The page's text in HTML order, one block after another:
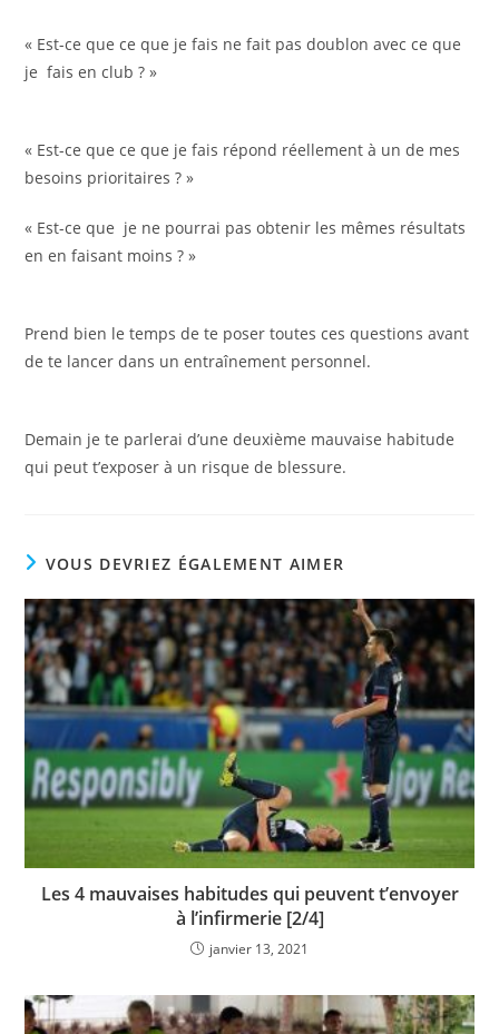
« Est-ce que ce que je fais ne fait pas doublon avec ce que
je fais en club ? »
« Est-ce que ce que je fais répond réellement à un de mes
besoins prioritaires ? »
« Est-ce que je ne pourrai pas obtenir les mêmes résultats
en en faisant moins ? »
Prend bien le temps de te poser toutes ces questions avant
de te lancer dans un entraînement personnel.
Demain je te parlerai d’une deuxième mauvaise habitude
qui peut t’exposer à un risque de blessure.
VOUS DEVRIEZ ÉGALEMENT AIMER
Les 4 mauvaises habitudes qui peuvent t’envoyer
à l’infirmerie [2/4]
janvier 13, 2021